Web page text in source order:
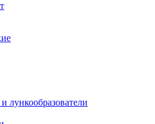
лункообразователи